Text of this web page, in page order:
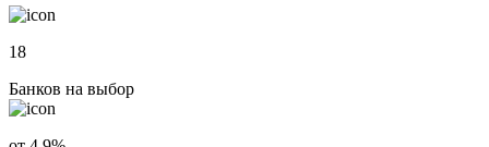
18
Банков на выбор